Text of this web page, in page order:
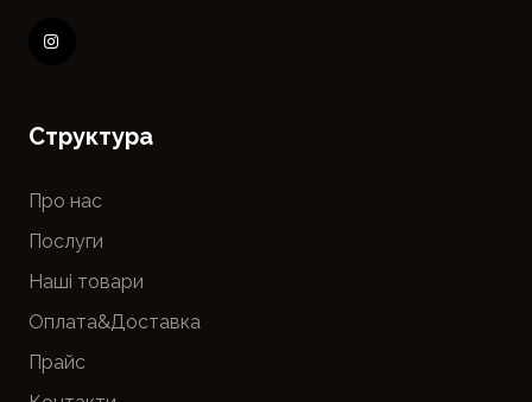
Cтруктура
Про нас
Послуги
Наші товари
Оплата&Доставка
Прайс